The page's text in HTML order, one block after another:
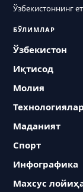
Ўзбекистоннинг
БЎЛИМЛАР
Ўзбекистон
Иқтисод
Молия
Технологиялар
Маданият
Спорт
Инфографика
Махсус